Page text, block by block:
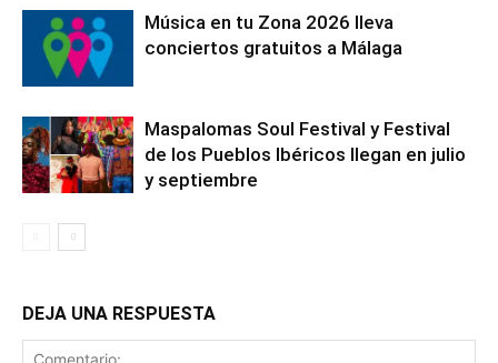
Música en tu Zona 2026 lleva
conciertos gratuitos a Málaga
Maspalomas Soul Festival y Festival
de los Pueblos Ibéricos llegan en julio
y septiembre
DEJA UNA RESPUESTA